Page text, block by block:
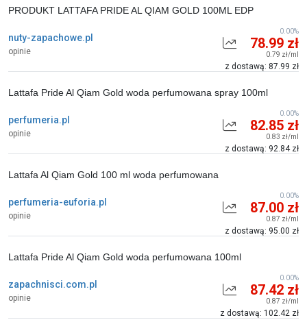
nuty-zapachowe.pl
opinie
PRODUKT LATTAFA PRIDE AL QIAM GOLD 100ML EDP
78.99 zł
0.79 zł/ml
z dostawą: 87.99 zł
0.00%
perfumeria.pl
opinie
Lattafa Pride Al Qiam Gold woda perfumowana spray 100ml
82.85 zł
0.83 zł/ml
z dostawą: 92.84 zł
0.00%
perfumeria-euforia.pl
opinie
Lattafa Al Qiam Gold 100 ml woda perfumowana
87.00 zł
0.87 zł/ml
z dostawą: 95.00 zł
0.00%
zapachnisci.com.pl
opinie
Lattafa Pride Al Qiam Gold woda perfumowana 100ml
87.42 zł
0.87 zł/ml
z dostawą: 102.42 zł
0.00%